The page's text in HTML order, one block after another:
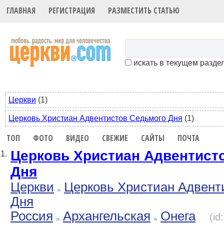
ГЛАВНАЯ РЕГИСТРАЦИЯ РАЗМЕСТИТЬ СТАТЬЮ
искать в текущем
Церкви (1)
Церковь Христиан Адвентистов Седьмого Дня (1)
ТОП ФОТО ВИДЕО СВЕЖИЕ САЙТЫ ПОЧТА
1. Церковь Христиан
Дня
Церкви
Церковь Христиан
Дня
Россия
Архангельская Онега